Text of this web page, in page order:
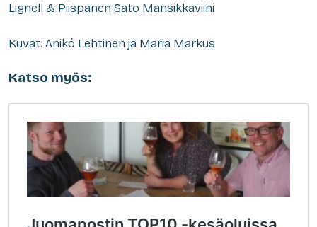
Lignell & Piispanen Sato Mansikkaviini
Kuvat: Anikó Lehtinen ja Maria Markus
Katso myös: